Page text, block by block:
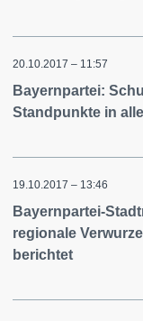
20.10.2017 – 11:57
Bayernpartei:
Standpunkte in
19.10.2017 – 13:46
Bayernpartei-
regionale
berichtet